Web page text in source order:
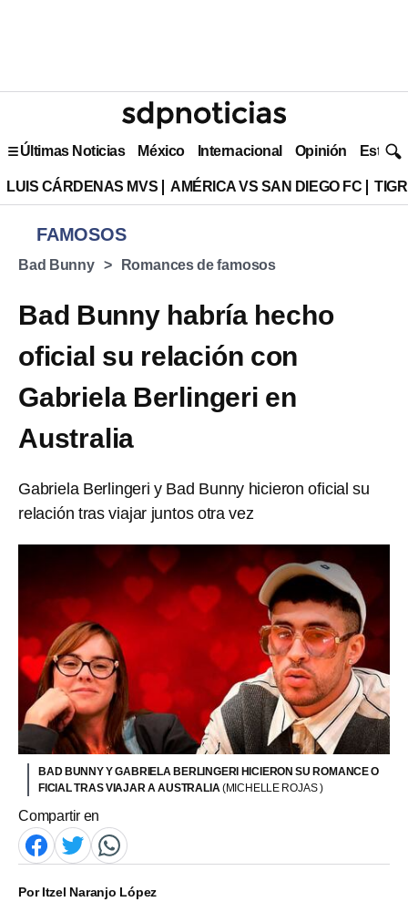
Últimas Noticias México Internacional Opinión Estilo
LUIS CÁRDENAS MVS AMÉRICA VS SAN DIEGO FC
FAMOSOS
Bad Bunny Romances de famosos
Bad Bunny habría hecho
oficial su relación con
Gabriela Berlingeri en
Australia
Gabriela Berlingeri y Bad Bunny hicieron oficial su
relación tras viajar juntos otra vez
BAD BUNNY Y GABRIELA BERLINGERI HICIERON SU ROMANCE O
FICIAL TRAS VIAJAR A AUSTRALIA(MICHELLE ROJAS )
Compartir en
PorItzel Naranjo López